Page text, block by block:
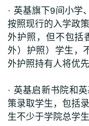
· 英基旗下9间小学
按照现行的入学政
外护照，但不包括
外）护照）学生，
外护照持有人将优
· 英基启新书院和
策录取学生，包括
生不少于学院总学